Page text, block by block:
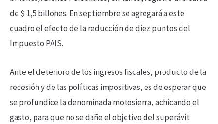
de $ 1,5 billones. En septiembre se agregará a este
cuadro el efecto de la reducción de diez puntos del
Impuesto PAIS.
Ante el deterioro de los ingresos fiscales, producto de la
recesión y de las políticas impositivas, es de esperar que
se profundice la denominada motosierra, achicando el
gasto, para que no se dañe el objetivo del superávit